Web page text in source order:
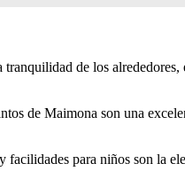
de los
de Maimona son una
para niños son la